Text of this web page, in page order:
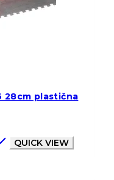
28cm plastična
QUICK VIEW